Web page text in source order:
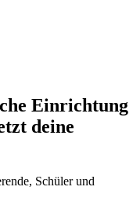
Einrichtung
deine
Schüler und